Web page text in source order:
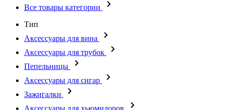
Все товары категории
Тип
Аксессуары для вина
Аксессуары для трубок
Пепельницы
Аксессуары для сигар
Зажигалки
Аксессуары для хьюмидоров